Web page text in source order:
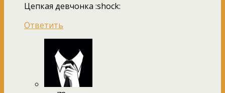
Цепкая девчонка :shock:
Ответить